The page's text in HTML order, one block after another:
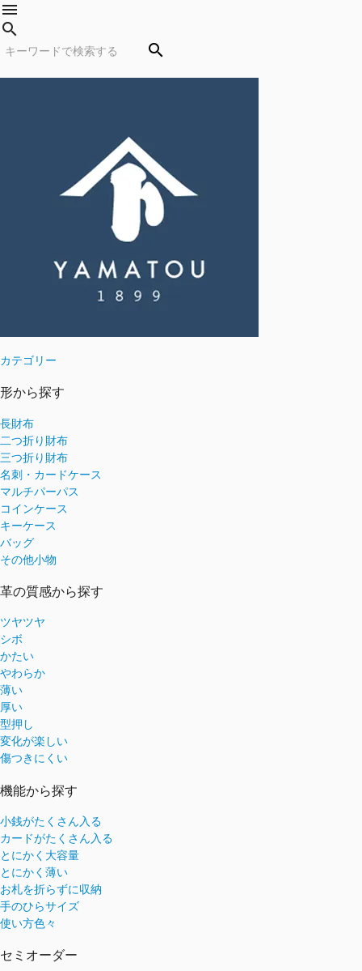
menu
search
search
カテゴリー
形から探す
長財布
二つ折り財布
三つ折り財布
名刺・カードケース
マルチパーパス
コインケース
キーケース
バッグ
その他小物
革の質感から探す
ツヤツヤ
シボ
かたい
やわらか
薄い
厚い
型押し
変化が楽しい
傷つきにくい
機能から探す
小銭がたくさん入る
カードがたくさん入る
とにかく大容量
とにかく薄い
お札を折らずに収納
手のひらサイズ
使い方色々
セミオーダー